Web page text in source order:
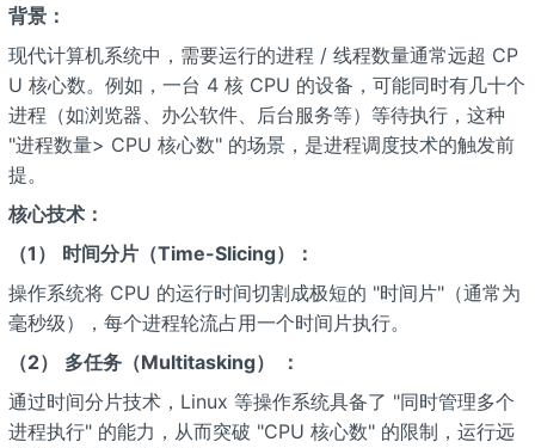
背景：
现代计算机系统中，需要运行的进程 / 线程数量通常远超 CP
U 核心数。例如，一台 4 核 CPU 的设备，可能同时有几十个
进程（如浏览器、办公软件、后台服务等）等待执行，这种
"进程数量> CPU 核心数" 的场景，是进程调度技术的触发前
提。
核心技术：
（1）
时间分片（Time-Slicing）：
操作系统将 CPU 的运行时间切割成极短的 "时间片"（通常为
毫秒级），每个进程轮流占用一个时间片执行。
（2）
多任务（Multitasking）
：
通过时间分片技术，Linux 等操作系统具备了 "同时管理多个
进程执行" 的能力，从而突破 "CPU 核心数" 的限制，运行远